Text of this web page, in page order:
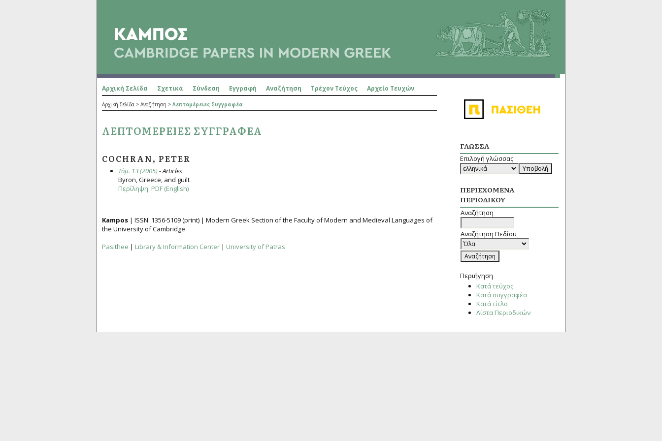
ΓΛΏΣΣΑ
Επιλογή γλώσσας
ΠΕΡΙΕΧΌΜΕΝΑ
ΠΕΡΙΟΔΙΚΟΎ
Αναζήτηση
Αναζήτηση Πεδίου
Περιήγηση
Κατά τεύχος
Κατά συγγραφέα
Κατά τίτλο
Λίστα Περιοδικών
Αρχική Σελίδα Σχετικά Σύνδεση Εγγραφή Αναζήτηση Τρέχον Τεύχος Αρχείο Τευχών
Αρχική Σελίδα > Αναζήτηση > Λεπτομέρειες Συγγραφέα
ΛΕΠΤΟΜΈΡΕΙΕΣ ΣΥΓΓΡΑΦΈΑ
COCHRAN, PETER
Τόμ. 13 (2005)- Articles
Byron, Greece, and guilt
Περίληψη PDF (English)
Kampos | ISSN: 1356­-5109(print) | Modern Greek Section of the Faculty of Modern and Medieval Languages of
the University of Cambridge
Pasithee | Library & Information Center | University of Patras